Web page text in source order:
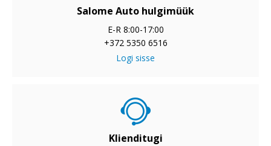
Salome Auto hulgimüük
E-R 8:00-17:00
+372 5350 6516
Logi sisse
Klienditugi